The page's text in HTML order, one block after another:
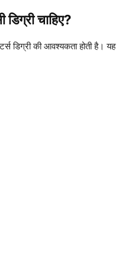
चाहिए?
डिग्री की आवश्यकता होती है। यह